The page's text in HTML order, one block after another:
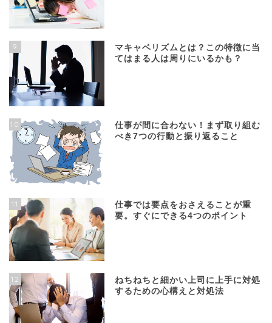
9
マキャベリズムとは？この特徴に当
てはまる人は周りにいるかも？
10
仕事が間に合わない！まず取り組む
べき7つの行動と振り返ること
11
仕事では要点をおさえることが重
要。すぐにできる4つのポイント
12
ねちねちと細かい上司に上手に対処
するための心構えと対処法